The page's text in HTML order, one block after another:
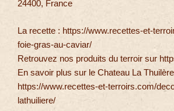
24400, France
La recette : https://www.recettes-et-
foie-gras-au-caviar/
Retrouvez nos produits du terroir sur
En savoir plus sur le Chateau La
https://www.recettes-et-terroirs.com/
lathuiliere/